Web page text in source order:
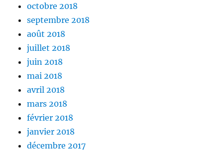
octobre 2018
septembre 2018
août 2018
juillet 2018
juin 2018
mai 2018
avril 2018
mars 2018
février 2018
janvier 2018
décembre 2017